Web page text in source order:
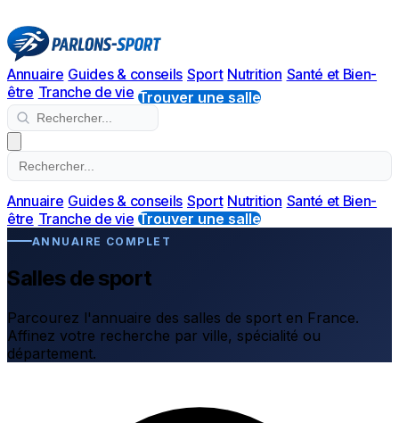
Annuaire Guides & conseils Sport Nutrition Santé et Bien-
être Tranche de vie Trouver une salle
Annuaire Guides & conseils Sport Nutrition Santé et Bien-
être Tranche de vie Trouver une salle
ANNUAIRE COMPLET
Salles de sport
Parcourez l'annuaire des salles de sport en France.
Affinez votre recherche par ville, spécialité ou
département.